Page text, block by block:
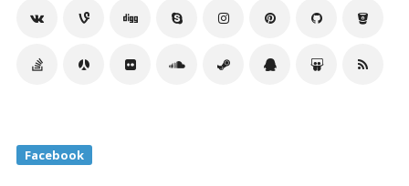
Facebook